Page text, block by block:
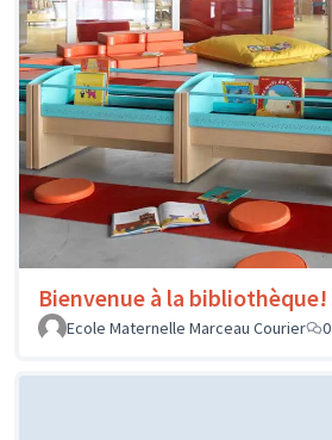
Bienvenue à la bibliothèque!
Ecole Maternelle Marceau Courier
0